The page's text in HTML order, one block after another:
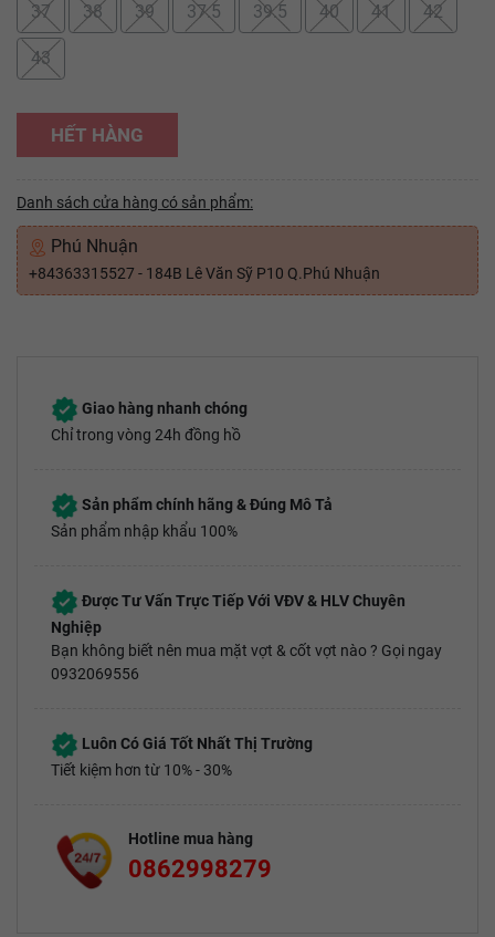
37 38 39 37.5 39.5 40 41 42
43
HẾT HÀNG
Danh sách cửa hàng có sản phẩm:
Phú Nhuận
+84363315527 - 184B Lê Văn Sỹ P10 Q.Phú Nhuận
Giao hàng nhanh chóng
Chỉ trong vòng 24h đồng hồ
Sản phẩm chính hãng & Đúng Mô Tả
Sản phẩm nhập khẩu 100%
Được Tư Vấn Trực Tiếp Với VĐV & HLV Chuyên
Nghiệp
Bạn không biết nên mua mặt vợt & cốt vợt nào ? Gọi ngay
0932069556
Luôn Có Giá Tốt Nhất Thị Trường
Tiết kiệm hơn từ 10% - 30%
Hotline mua hàng
0862998279